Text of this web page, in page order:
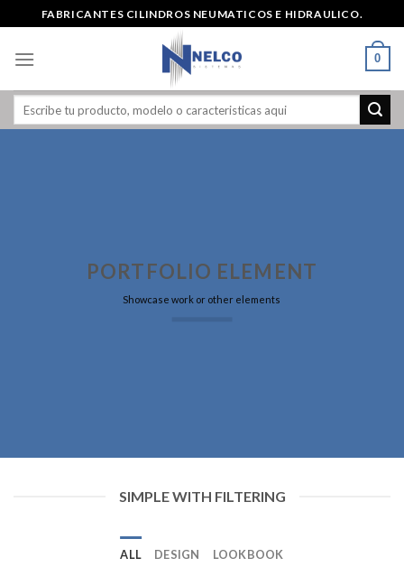
content
FABRICANTES CILINDROS NEUMATICOS E HIDRAULICO.
0
PORTFOLIO ELEMENT
Showcase work or other elements
SIMPLE WITH FILTERING
ALL DESIGN LOOKBOOK